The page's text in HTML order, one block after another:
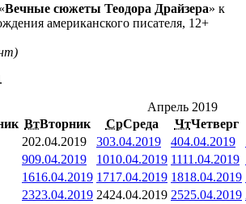
Вечные сюжеты Теодора Драйзера» к
американского писателя, 12+
Апрель 2019
ВтВторник СрСреда ЧтЧетверг
202.04.2019 303.04.2019 404.04.2019
909.04.2019 1010.04.2019 1111.04.2019
1616.04.2019 1717.04.2019 1818.04.2019
2323.04.2019 2424.04.2019 2525.04.2019